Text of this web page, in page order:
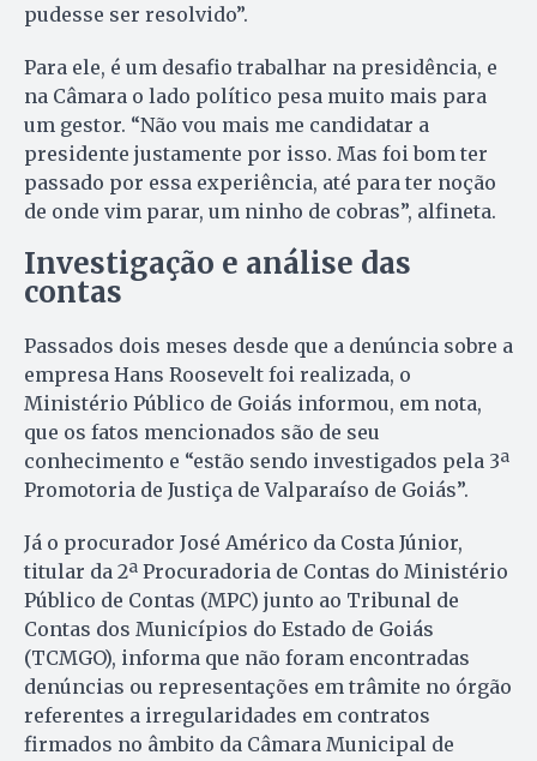
pudesse ser resolvido”.
Para ele, é um desafio trabalhar na presidência, e
na Câmara o lado político pesa muito mais para
um gestor. “Não vou mais me candidatar a
presidente justamente por isso. Mas foi bom ter
passado por essa experiência, até para ter noção
de onde vim parar, um ninho de cobras”, alfineta.
Investigação e análise das
contas
Passados dois meses desde que a denúncia sobre a
empresa Hans Roosevelt foi realizada, o
Ministério Público de Goiás informou, em nota,
que os fatos mencionados são de seu
conhecimento e “estão sendo investigados pela 3ª
Promotoria de Justiça de Valparaíso de Goiás”.
Já o procurador José Américo da Costa Júnior,
titular da 2ª Procuradoria de Contas do Ministério
Público de Contas (MPC) junto ao Tribunal de
Contas dos Municípios do Estado de Goiás
(TCMGO), informa que não foram encontradas
denúncias ou representações em trâmite no órgão
referentes a irregularidades em contratos
firmados no âmbito da Câmara Municipal de